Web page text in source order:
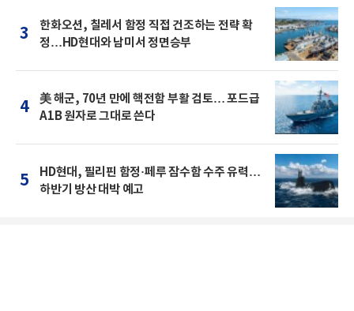
3
한화오션, 칠레서 함정 직접 건조하는 전략 확
정…HD현대와 남미서 정면승부
4
美 해군, 70년 만에 핵전함 부활 검토… 포드급
A1B 원자로 그대로 쓴다
5
HD현대, 필리핀 함정·페루 잠수함 수주 유력…
하반기 방산 대박 예고